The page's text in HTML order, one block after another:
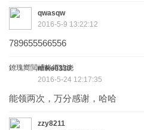
qwasqw
2016-5-9 13:22:12
789655566556
鐐瑰嚮閲嶆柊鍔犺浇
mike0330
2016-5-24 12:17:35
能领两次，万分感谢，哈哈
zzy8211